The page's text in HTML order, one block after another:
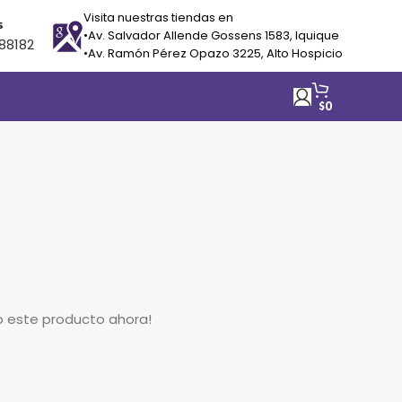
Visita nuestras tiendas en
•Av. Salvador Allende Gossens 1583, Iquique
•Av. Ramón Pérez Opazo 3225, Alto Hospicio
$0
este producto ahora!